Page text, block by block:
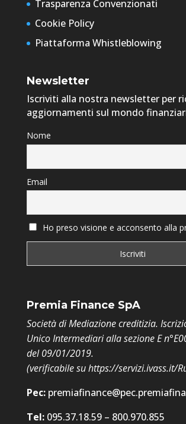
Trasparenza Convenzionati
Cookie Policy
Piattaforma Whistleblowing
Newsletter
Iscriviti alla nostra newsletter per
aggiornamenti sul mondo
Nome
Email
Ho preso visione e acconsento alla
Premia Finance SpA
Società di Mediazione creditizia.
Unico Intermediari alla sezione E
del 09/01/2019.
(verificabile suhttps://servizi.ivass.it/
Pec:
Tel: 095.37.18.59 – 800.970.855